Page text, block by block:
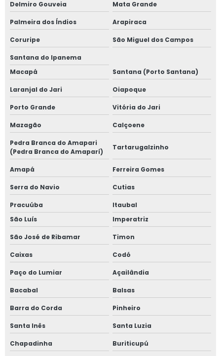
Delmiro Gouveia Mata Grande
Palmeira dos Índios Arapiraca
Coruripe São Miguel dos Campos
Santana do Ipanema
Macapá
Santana (Porto Santana)
Laranjal do Jari Oiapoque
Porto Grande Vitória do Jari
Mazagão Calçoene
Pedra Branca do Amapari
(Pedra Branca do Amaparí)
Tartarugalzinho
Amapá Ferreira Gomes
Serra do Navio Cutias
Pracuúba
Itaubal
São Luís
Imperatriz
São José de Ribamar Timon
Caixas Codó
Paço do Lumiar Açailândia
Bacabal Balsas
Barra do Corda Pinheiro
Santa Inês Santa Luzia
Chapadinha Buriticupú